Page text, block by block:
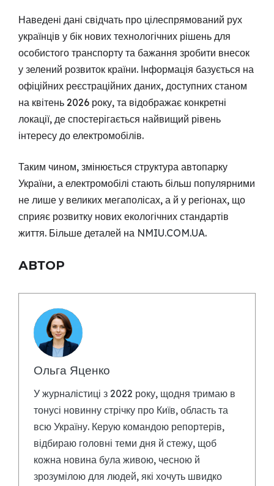
Наведені дані свідчать про цілеспрямований рух
українців у бік нових технологічних рішень для
особистого транспорту та бажання зробити внесок
у зелений розвиток країни. Інформація базується на
офіційних реєстраційних даних, доступних станом
на квітень 2026 року, та відображає конкретні
локації, де спостерігається найвищий рівень
інтересу до електромобілів.
Таким чином, змінюється структура автопарку
України, а електромобілі стають більш популярними
не лише у великих мегаполісах, а й у регіонах, що
сприяє розвитку нових екологічних стандартів
життя. Більше деталей на NMIU.COM.UA.
АВТОР
Ольга Яценко
У журналістиці з 2022 року, щодня тримаю в
тонусі новинну стрічку про Київ, область та
всю Україну. Керую командою репортерів,
відбираю головні теми дня й стежу, щоб
кожна новина була живою, чесною й
зрозумілою для людей, які хочуть швидко